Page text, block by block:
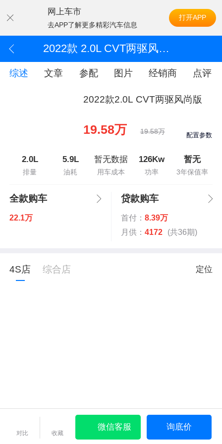
网上车市
去APP了解更多精彩汽车信息
打开APP
2022款 2.0L CVT两驱风尚版
综述 文章 参配 图片 经销商 点评
2022款2.0L CVT两驱风尚版
19.58万 19.58万 配置参数
2.0L
排量
5.9L
油耗
暂无数据
用车成本
126Kw
功率
暂无
3年保值率
全款购车
22.1万
贷款购车
首付： 8.39万
月供： 4172 (共36期)
4S店 综合店 定位
对比 收藏
微信客服 询底价